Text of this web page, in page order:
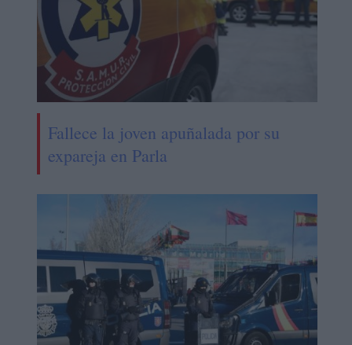
Fallece la joven apuñalada por su
expareja en Parla